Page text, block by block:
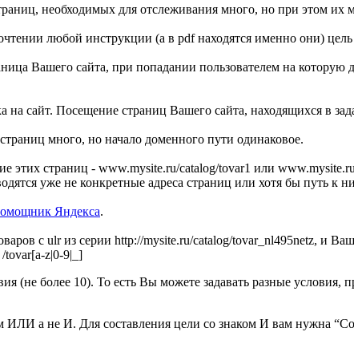
необходимых для отслеживания много, но при этом
любой инструкции (а в pdf находятся именно они)
Вашего сайта, при попадании пользователем на
на сайт. Посещение страниц Вашего сайта, находящихся в
много, но начало доменного пути одинаковое.
этих страниц - www.mysite.ru/catalog/tovar1 или
уже не конкретные адреса страниц или хотя бы путь к
Яндекса.
с ulr из серии http://mysite.ru/catalog/tovar_nl495netz, и
z|0-9|_]
(не более 10). То есть Вы можете задавать разные условия,
ИЛИ а не И. Для составления цели со знаком И вам нужна